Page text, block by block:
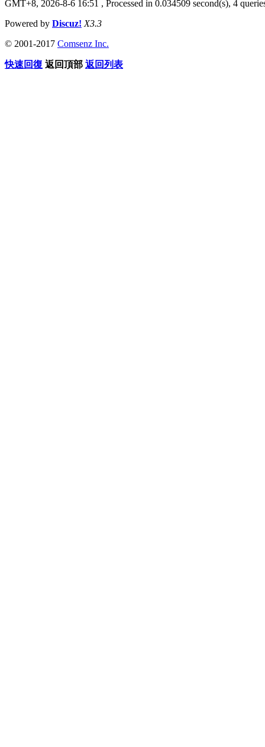
GMT+8, 2026-8-6 16:51 , Processed in 0.034509 second(s), 4
Powered by Discuz! X3.3
© 2001-2017 Comsenz Inc.
快速回復 返回頂部 返回列表